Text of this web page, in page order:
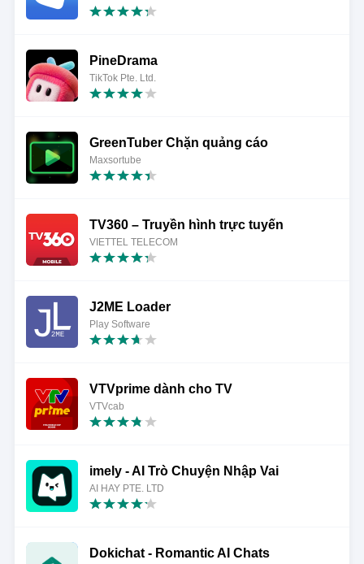
PineDrama
TikTok Pte. Ltd.
GreenTuber Chặn quảng cáo
Maxsortube
TV360 – Truyền hình trực tuyến
VIETTEL TELECOM
J2ME Loader
Play Software
VTVprime dành cho TV
VTVcab
imely - AI Trò Chuyện Nhập Vai
AI HAY PTE. LTD
Dokichat - Romantic AI Chats